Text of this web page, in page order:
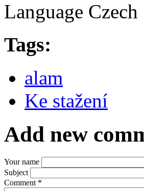
Language Czech
Tags:
alam
Ke stažení
Add new
Your name
Subject
Comment *